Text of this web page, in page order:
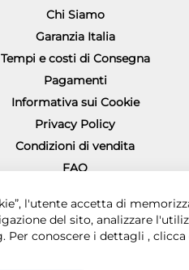
Chi Siamo
Garanzia Italia
Tempi e costi di Consegna
Pagamenti
Informativa sui Cookie
Privacy Policy
Condizioni di vendita
FAQ